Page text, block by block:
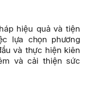
hiệu quả và tiện
lựa chọn phương
và thực hiện kiên
và cải thiện sức